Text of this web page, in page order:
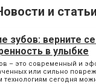
и статьи
зубов: верните
в улыбке
– это современный и
или сильно
технологиям сегодня